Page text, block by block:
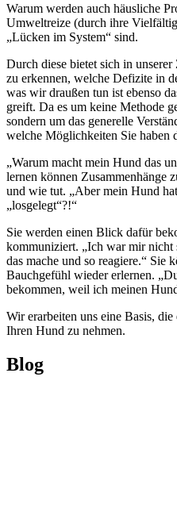
Warum werden auch häusliche
Umweltreize (durch ihre
„Lücken im System“ sind.
Durch diese bietet sich in
zu erkennen, welche Defizite in
was wir draußen tun ist ebenso
greift. Da es um keine Methode
sondern um das generelle
welche Möglichkeiten Sie haben
„Warum macht mein Hund das
lernen können Zusammenhänge
und wie tut. „Aber mein Hund
„losgelegt“?!“
Sie werden einen Blick dafür
kommuniziert. „Ich war mir nicht
das mache und so reagiere.“ Sie
Bauchgefühl wieder erlernen.
bekommen, weil ich meinen
Wir erarbeiten uns eine Basis,
Ihren Hund zu nehmen.
Blog